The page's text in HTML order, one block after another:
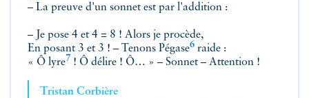
– La preuve d'un sonnet est par l'addition :
– Je pose 4 et 4 = 8 ! Alors je procède,
En posant 3 et 3 ! – Tenons Pégase6 raide :
« Ô lyre7 ! Ô délire ! Ô… » – Sonnet – Attention !
Tristan Corbière